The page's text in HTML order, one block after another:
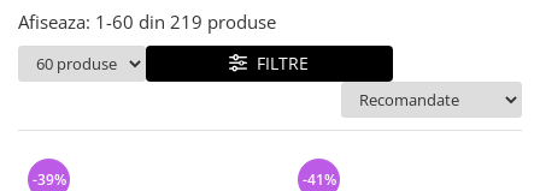
Solutii si lavete de curatare
bijuterii argint
Afiseaza: 1-60 din 219 produse
FILTRE
-39% -41%